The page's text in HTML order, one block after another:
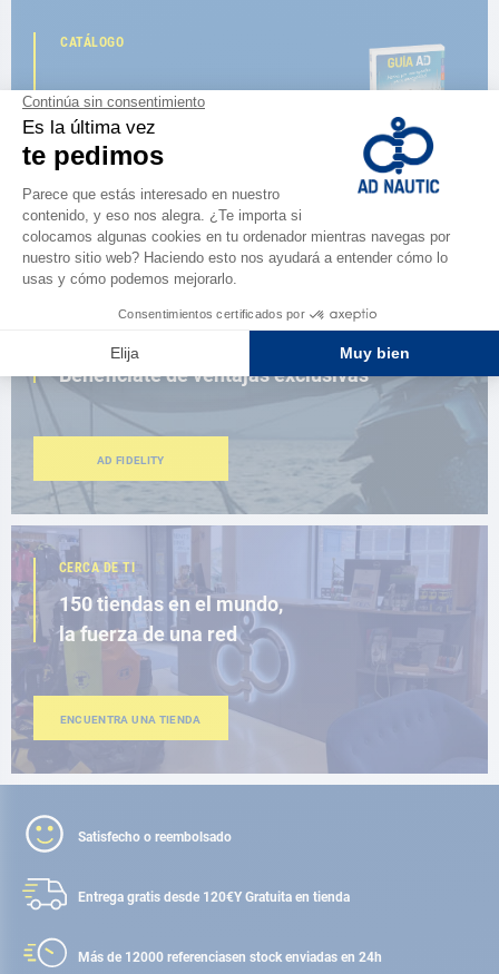
CATÁLOGO
Descubre
la nueva guía AD 2026
NAVEGAR POR EL CATÁLOGO
ESPACIO FIDELIDAD
¿Eres apasionado?
Benefíciate de ventajas exclusivas
AD FIDELITY
CERCA DE TI
150 tiendas en el mundo,
la fuerza de una red
ENCUENTRA UNA TIENDA
Satisfecho o reembolsado
Entrega gratis desde 120€Y Gratuita en tienda
Más de 12000 referenciasen stock enviadas en 24h